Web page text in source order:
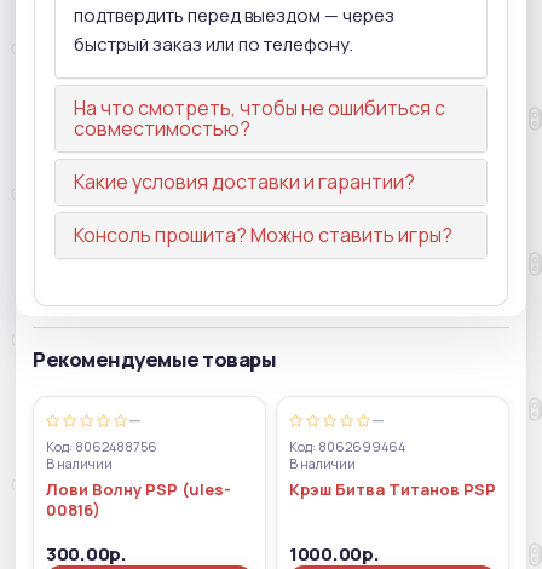
подтвердить перед выездом — через
быстрый заказ или по телефону.
На что смотреть, чтобы не ошибиться с
совместимостью?
Какие условия доставки и гарантии?
Консоль прошита? Можно ставить игры?
Рекомендуемые товары
—
Код: 8062488756
В наличии
Лови Волну PSP (ules-
00816)
300.00р.
—
Код: 8062699464
В наличии
Крэш Битва Титанов PSP
1000.00р.